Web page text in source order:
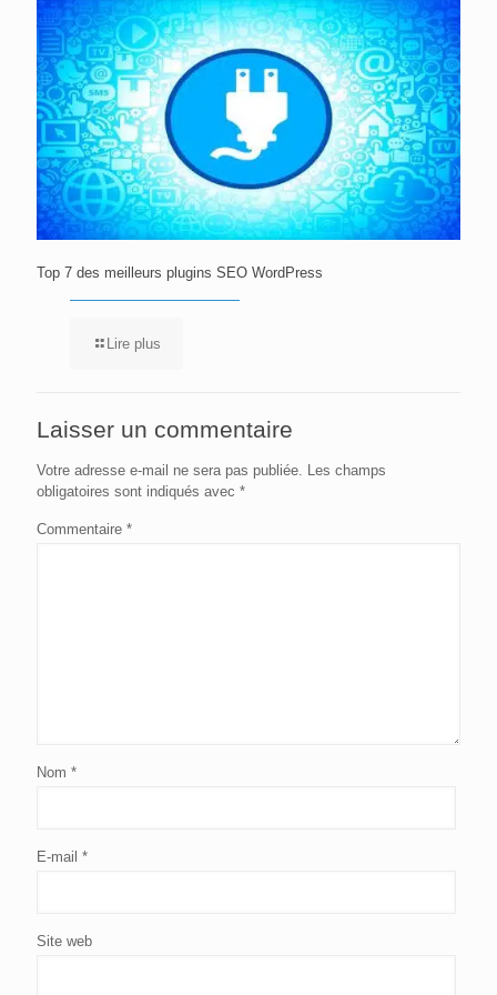
Top 7 des meilleurs plugins SEO WordPress
Lire plus
Laisser un commentaire
Votre adresse e-mail ne sera pas publiée.
Les champs
obligatoires sont indiqués avec *
Commentaire *
Nom *
E-mail *
Site web